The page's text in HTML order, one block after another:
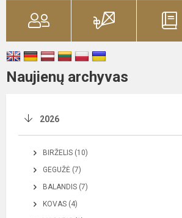
Naujienų archyvas
2026
BIRŽELIS (10)
GEGUŽĖ (7)
BALANDIS (7)
KOVAS (4)